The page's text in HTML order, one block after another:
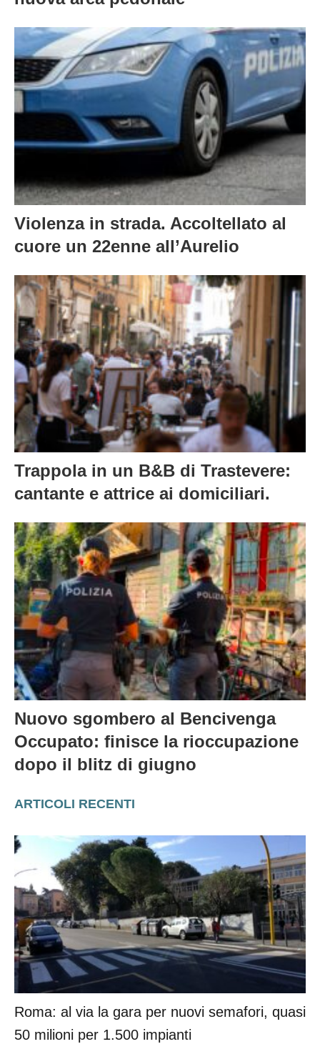
Violenza in strada. Accoltellato al
cuore un 22enne all’Aurelio
Trappola in un B&B di Trastevere:
cantante e attrice ai domiciliari.
Nuovo sgombero al Bencivenga
Occupato: finisce la rioccupazione
dopo il blitz di giugno
ARTICOLI RECENTI
Roma: al via la gara per nuovi semafori, quasi
50 milioni per 1.500 impianti